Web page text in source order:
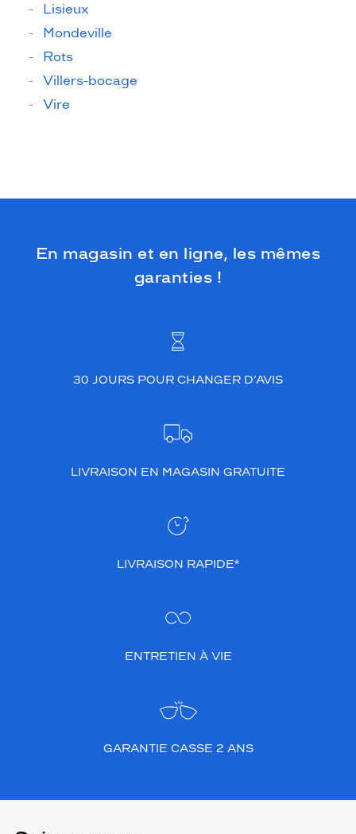
Lisieux
Mondeville
Rots
Villers-bocage
Vire
En magasin et en ligne, les mêmes
garanties !
30 JOURS POUR CHANGER D’AVIS
LIVRAISON EN MAGASIN GRATUITE
LIVRAISON RAPIDE*
ENTRETIEN À VIE
GARANTIE CASSE 2 ANS